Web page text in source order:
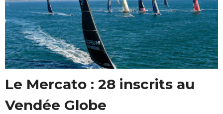
Le Mercato : 28 inscrits au
Vendée Globe